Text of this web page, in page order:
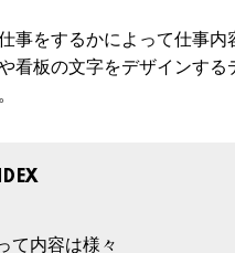
事をするかによって仕事内
看板の文字をデザインする
て内容は様々